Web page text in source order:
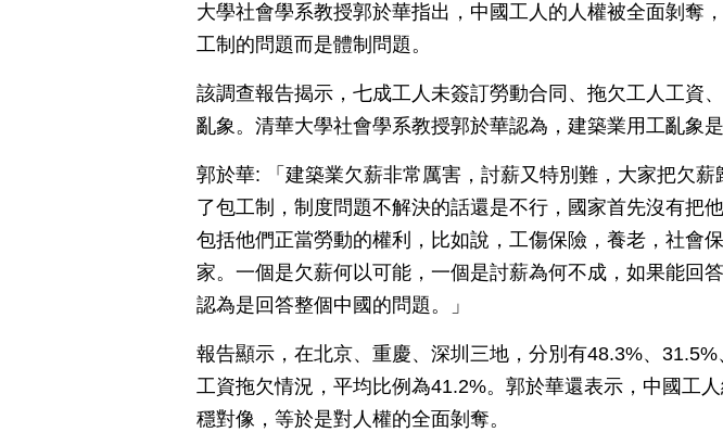
大學社會學系教授郭於華指出，中國工人的人權被全面剝奪
工制的問題而是體制問題。
該調查報告揭示，七成工人未簽訂勞動合同、拖欠工人工資
亂象。清華大學社會學系教授郭於華認為，建築業用工亂象是
郭於華: 「建築業欠薪非常厲害，討薪又特別難，大家把欠
了包工制，制度問題不解決的話還是不行，國家首先沒有把
包括他們正當勞動的權利，比如說，工傷保險，養老，社會
家。一個是欠薪何以可能，一個是討薪為何不成，如果能回
認為是回答整個中國的問題。」
報告顯示，在北京、重慶、深圳三地，分別有48.3%、
工資拖欠情況，平均比例為41.2%。郭於華還表示，中國工
穩對像，等於是對人權的全面剝奪。